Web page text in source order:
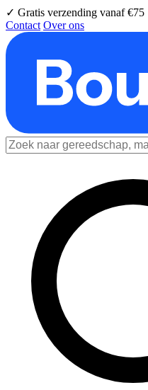
✓ Gratis verzending vanaf €75
Contact Over ons